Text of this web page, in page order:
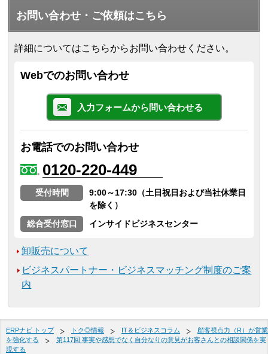
お問い合わせ・ご依頼はこちら
詳細についてはこちらからお問い合わせください。
Webでのお問い合わせ
入力フォームから問い合わせる
お電話でのお問い合わせ
0120-220-449
受付時間
9:00～17:30（土日祝日および当社休業日
を除く）
総合受付窓口
インサイドビジネスセンター
卸販売について
ビジネスパートナー・ビジネスマッチング制度のご案
内
ERPナビ トップ トク◎情報 IT＆ビジネスコラム
顧客視点力（R）が営業
を強化する
第117回 事実や感想でなく自分なりの意見がお客さんとの相談関係を実
現する